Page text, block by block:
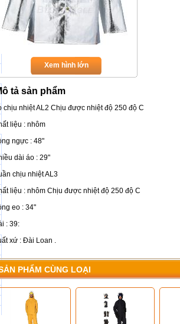
Xem hình lớn
tả sản phẩm
chịu nhiệt AL2 Chịu được nhiệt độ 250 độ C
liệu : nhôm
ngực : 48"
dài áo : 29"
chịu nhiệt AL3
liệu : nhôm Chịu được nhiệt độ 250 độ C
eo : 34"
: 39:
xứ : Đài Loan .
PHẨM CÙNG LOẠI